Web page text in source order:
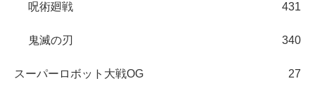
呪術廻戦 431
鬼滅の刃 340
スーパーロボット大戦OG 27